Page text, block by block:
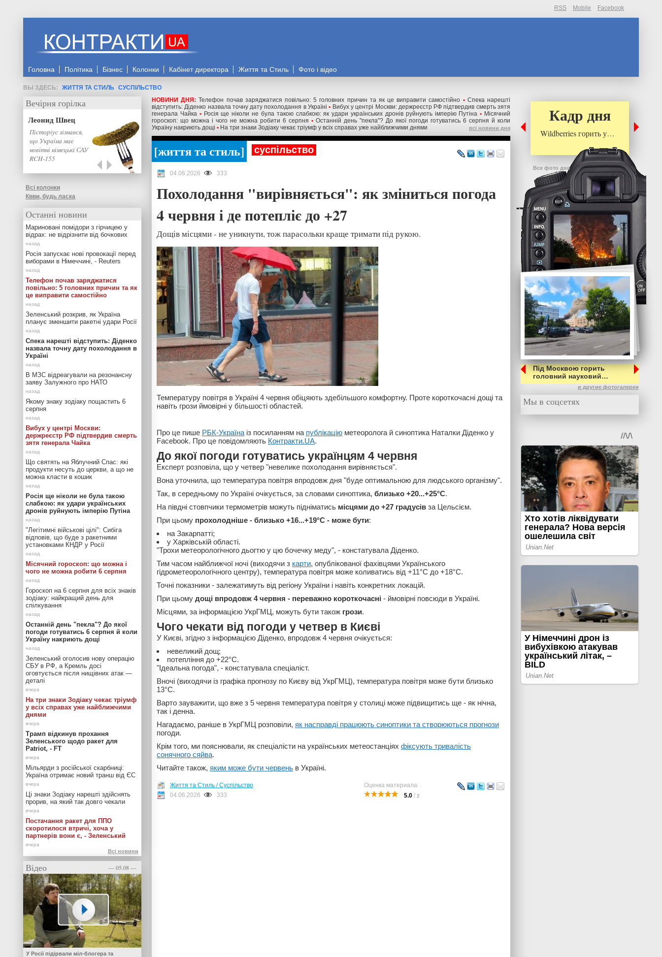
RSS Mobile Facebook
Головна Політика Бізнес Колонки Кабінет директора Життя та Стиль Фото і відео
ЖИТТЯ ТА СТИЛЬ СУСПІЛЬСТВО
НОВИНИ ДНЯ:Телефон почав заряджатися повільно: 5 головних причин та як це виправити самостійно • Спека нарешті
відступить: Діденко назвала точну дату похолодання в Україні • Вибух у центрі Москви: держреєстр РФ підтвердив смерть зятя
генерала Чайка • Росія ще ніколи не була такою слабкою: як удари українських дронів руйнують імперію Путіна • Місячний
гороскоп: що можна і чого не можна робити 6 серпня • Останній день "пекла"? До якої погоди готуватись 6 серпня й коли
Україну накриють дощі • На три знаки Зодіаку чекає тріумф у всіх справах уже найближчими днями всі новини дня
життя та стиль суспільство
04.06.2026 333
Похолодання "вирівняється": як зміниться погода
4 червня і де потепліє до +27
Дощів місцями - не уникнути, тож парасольки краще тримати під рукою.
Температуру повітря в Україні 4 червня обіцяють здебільшого комфортну. Проте короткочасні дощі та
навіть грози ймовірні у більшості областей.
Про це пише РБК-Україна із посиланням на публікацію метеоролога й синоптика Наталки Діденко у
Facebook. Про це повідомляють Контракти.UA.
До якої погоди готуватись українцям 4 червня
Експерт розповіла, що у четвер "невелике похолодання вирівняється".
Вона уточнила, що температура повітря впродовж дня "буде оптимальною для людського організму".
Так, в середньому по Україні очікується, за словами синоптика, близько +20...+25°С.
На півдні стовпчики термометрів можуть підніматись місцями до +27 градусів за Цельсієм.
При цьому прохолодніше - близько +16...+19°С - може бути:
на Закарпатті;
у Харківській області.
"Трохи метеорологічного дьогтю у цю бочечку меду", - констатувала Діденко.
Тим часом найближчої ночі (виходячи з карти, опублікованої фахівцями Українського
гідрометеорологічного центру), температура повітря може коливатись від +11°С до +18°С.
Точні показники - залежатимуть від регіону України і навіть конкретних локацій.
При цьому дощі впродовж 4 червня - переважно короткочасні - ймовірні повсюди в Україні.
Місцями, за інформацією УкрГМЦ, можуть бути також грози.
Чого чекати від погоди у четвер в Києві
У Києві, згідно з інформацією Діденко, впродовж 4 червня очікується:
невеликий дощ;
потепління до +22°С.
"Ідеальна погода", - констатувала спеціаліст.
Вночі (виходячи із графіка прогнозу по Києву від УкрГМЦ), температура повітря може бути близько
13°С.
Варто зауважити, що вже з 5 червня температура повітря у столиці може підвищитись ще - як нічна,
так і денна.
Нагадаємо, раніше в УкрГМЦ розповіли, як насправді працюють синоптики та створюються прогнози
погоди.
Крім того, ми пояснювали, як спеціалісти на українських метеостанціях фіксують тривалість
сонячного сяйва.
Читайте також, яким може бути червень в Україні.
Оценка материала:
5.0 / 2
Життя та Стиль / Суспільство
04.06.2026
333
Вечірня горілка
Леонид Швец
Пісторіус зізнався,
що Україна має
новітні німецькі САУ
RCH-155
Всі колонки
Квви, будь ласка
Останні новини
Мариновані помідори з гірчицею у
відрах: не відрізнити від бочкових
Росія запускає нові провокації перед
виборами в Німеччині, - Reuters
Телефон почав заряджатися
повільно: 5 головних причин та як
це виправити самостійно
Зеленський розкрив, як Україна
планує зменшити ракетні удари Росії
Спека нарешті відступить: Діденко
назвала точну дату похолодання в
Україні
В МЗС відреагували на резонансну
заяву Залужного про НАТО
Якому знаку зодіаку пощастить 6
серпня
Вибух у центрі Москви:
держреєстр РФ підтвердив смерть
зятя генерала Чайка
Що святять на Яблучний Спас: які
продукти несуть до церкви, а що не
можна класти в кошик
Росія ще ніколи не була такою
слабкою: як удари українських
дронів руйнують імперію Путіна
"Легітимні військові цілі": Сибіга
відповів, що буде з ракетними
установками КНДР у Росії
Місячний гороскоп: що можна і
чого не можна робити 6 серпня
Гороскоп на 6 серпня для всіх знаків
зодіаку: найкращий день для
спілкування
Останній день "пекла"? До якої
погоди готуватись 6 серпня й коли
Україну накриють дощі
Зеленський оголосив нову операцію
СБУ в РФ, а Кремль досі
оговтується після нищівних атак —
деталі
На три знаки Зодіаку чекає тріумф
у всіх справах уже найближчими
днями
Трамп відкинув прохання
Зеленського щодо ракет для
Patriot, - FT
Мільярди з російської скарбниці:
Україна отримає новий транш від ЄС
Ці знаки Зодіаку нарешті здійснять
прорив, на який так довго чекали
Постачання ракет для ППО
скоротилося втричі, хоча у
партнерів вони є, - Зеленський
Всі новини
Відео — 05.08 —
У Росії підірвали міл-блогера та
Кадр дня
Wildberries горить у…
Все фото дня
Під Москвою горить
головний науковий…
и другие фотогалереи
Мы в соцсетях